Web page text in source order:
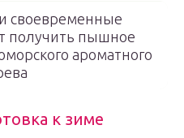
своевременные
получить пышное
ароматного
к зиме